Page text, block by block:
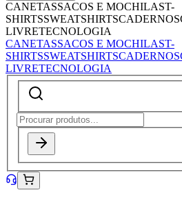
CANETASSACOS E MOCHILAST-
SHIRTSSWEATSHIRTSCADERNOS
LIVRETECNOLOGIA
CANETASSACOS E MOCHILAST-
SHIRTSSWEATSHIRTSCADERNOS
LIVRETECNOLOGIA